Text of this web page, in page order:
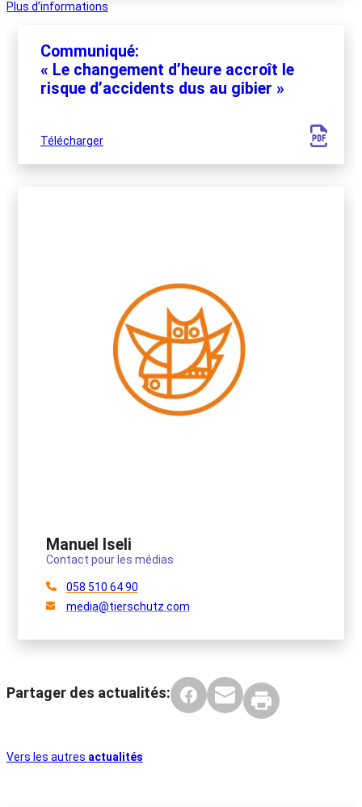
Plus d’informations
Communiqué:
« Le changement d’heure accroît le
risque d’accidents dus au gibier »
Télécharger
Manuel Iseli
Contact pour les médias
058 510 64 90
media@tierschutz.com
Partager des actualités:
Vers les autres actualités